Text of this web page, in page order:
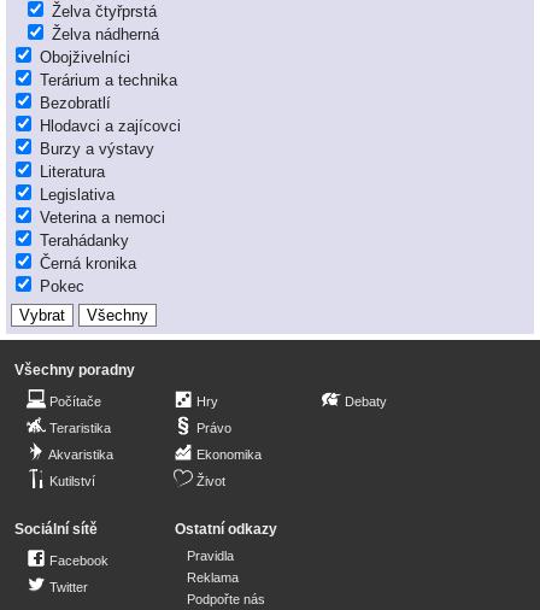
Želva čtyřprstá
Želva nádherná
Obojživelníci
Terárium a technika
Bezobratlí
Hlodavci a zajícovci
Burzy a výstavy
Literatura
Legislativa
Veterina a nemoci
Terahádanky
Černá kronika
Pokec
Všechny poradny
Počítače
Teraristika
Akvaristika
Kutilství
Hry
Právo
Ekonomika
Život
Debaty
Sociální sítě
Facebook
Twitter
Ostatní odkazy
Pravidla
Reklama
Podpořte nás